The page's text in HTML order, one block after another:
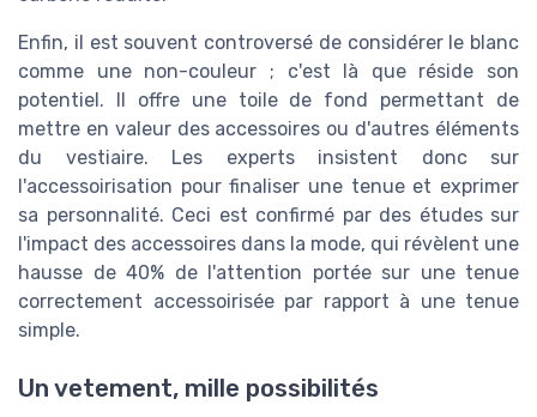
Enfin, il est souvent controversé de considérer le blanc
comme une non-couleur ; c'est là que réside son
potentiel. Il offre une toile de fond permettant de
mettre en valeur des accessoires ou d'autres éléments
du vestiaire. Les experts insistent donc sur
l'accessoirisation pour finaliser une tenue et exprimer
sa personnalité. Ceci est confirmé par des études sur
l'impact des accessoires dans la mode, qui révèlent une
hausse de 40% de l'attention portée sur une tenue
correctement accessoirisée par rapport à une tenue
simple.
Un vetement, mille possibilités